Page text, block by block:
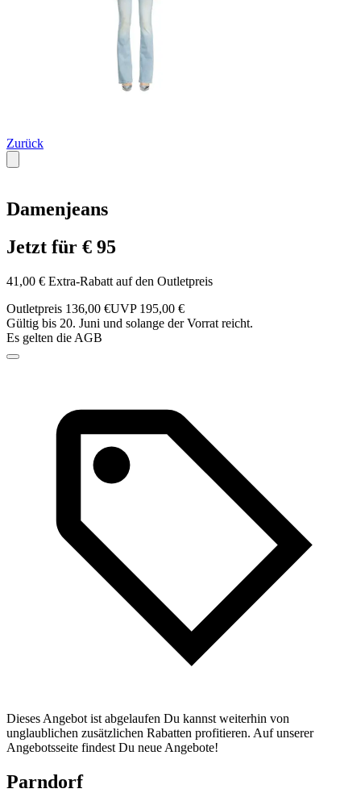
Zurück
Damenjeans
Jetzt für € 95
41,00 € Extra-Rabatt auf den Outletpreis
Outletpreis 136,00 €UVP 195,00 €
Gültig bis 20. Juni und solange der Vorrat reicht.
Es gelten die AGB
Dieses Angebot ist abgelaufen Du kannst weiterhin von
unglaublichen zusätzlichen Rabatten profitieren. Auf unserer
Angebotsseite findest Du neue Angebote!
Parndorf